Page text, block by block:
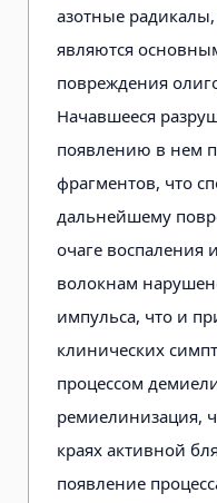
азотные
являются
повреждения
Начавшееся
появлению в нем
фрагментов, что
дальнейшему
очаге
волокнам
импульса, что и
клинических
процессом
ремиелинизация,
краях активной
появление